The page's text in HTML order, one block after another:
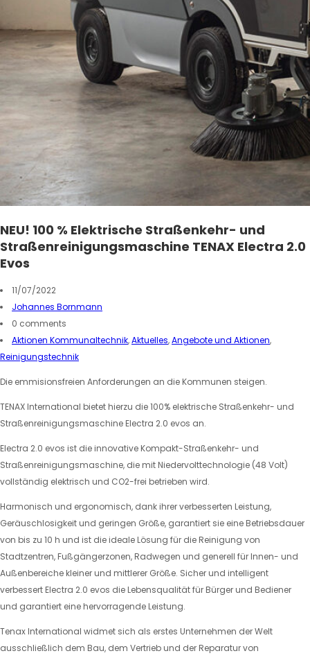
NEU! 100 % Elektrische Straßenkehr- und
Straßenreinigungsmaschine TENAX Electra 2.0
Evos
11/07/2022
Johannes Bornmann
0 comments
Aktionen Kommunaltechnik,Aktuelles,Angebote und Aktionen,
Reinigungstechnik
Die emmisionsfreien Anforderungen an die Kommunen steigen.
TENAX International bietet hierzu die 100% elektrische Straßenkehr- und
Straßenreinigungsmaschine Electra 2.0 evos an.
Electra 2.0 evos ist die innovative Kompakt-Straßenkehr- und
Straßenreinigungsmaschine, die mit Niedervolttechnologie (48 Volt)
vollständig elektrisch und CO2-frei betrieben wird.
Harmonisch und ergonomisch, dank ihrer verbesserten Leistung,
Geräuschlosigkeit und geringen Größe, garantiert sie eine Betriebsdauer
von bis zu 10 h und ist die ideale Lösung für die Reinigung von
Stadtzentren, Fußgängerzonen, Radwegen und generell für Innen- und
Außenbereiche kleiner und mittlerer Größe. Sicher und intelligent
verbessert Electra 2.0 evos die Lebensqualität für Bürger und Bediener
und garantiert eine hervorragende Leistung.
Tenax International widmet sich als erstes Unternehmen der Welt
ausschließlich dem Bau, dem Vertrieb und der Reparatur von